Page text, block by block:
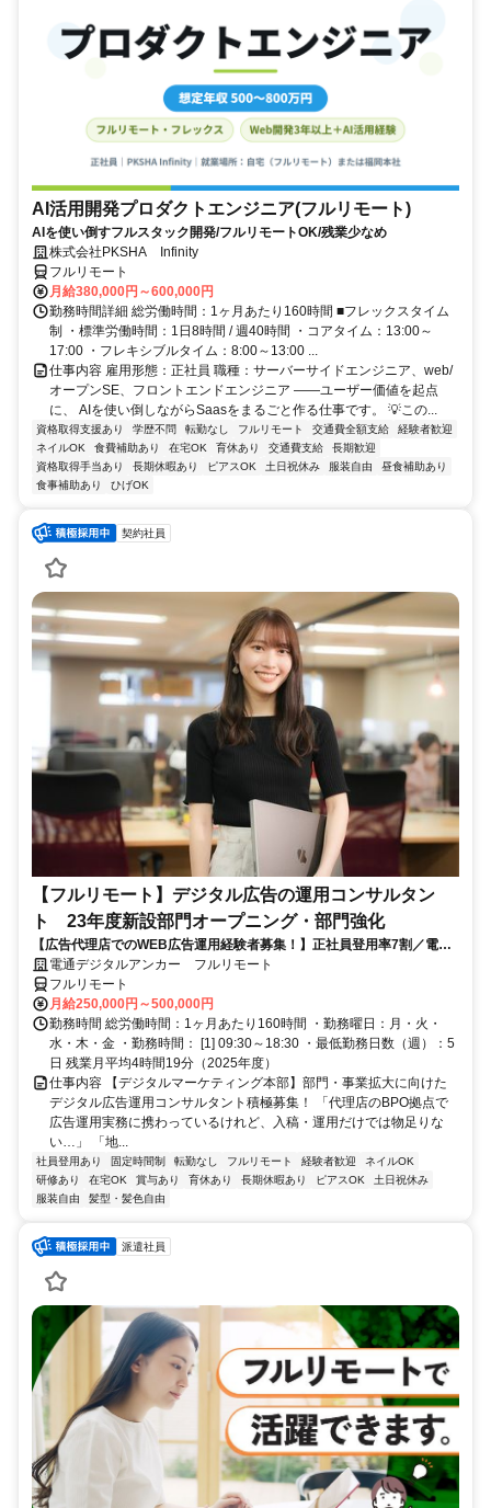
AI活用開発プロダクトエンジニア(フルリモート)
AIを使い倒すフルスタック開発/フルリモートOK/残業少なめ
株式会社PKSHA Infinity
フルリモート
月給380,000円～600,000円
勤務時間詳細 総労働時間：1ヶ月あたり160時間 ■フレックスタイム
制 ・標準労働時間：1日8時間 / 週40時間 ・コアタイム：13:00～
17:00 ・フレキシブルタイム：8:00～13:00 ...
仕事内容 雇用形態：正社員 職種：サーバーサイドエンジニア、web/
オープンSE、フロントエンドエンジニア ――ユーザー価値を起点
に、 AIを使い倒しながらSaasをまるごと作る仕事です。 💡この...
資格取得支援あり 学歴不問 転勤なし フルリモート 交通費全額支給
経験者歓迎
ネイルOK
食費補助あり 在宅OK 育休あり 交通費支給
長期歓迎
資格取得手当あり
長期休暇あり ピアスOK 土日祝休み 服装自由
昼食補助あり
食事補助あり
ひげOK
契約社員
【フルリモート】デジタル広告の運用コンサルタン
ト 23年度新設部門オープニング・部門強化
【広告代理店でのWEB広告運用経験者募集！】正社員登用率7割／電通
G／全国×完全在宅／年休126日・土日祝休み／残業月平均4時間19分
電通デジタルアンカー フルリモート
フルリモート
月給250,000円～500,000円
勤務時間 総労働時間：1ヶ月あたり160時間 ・勤務曜日：月・火・
水・木・金 ・勤務時間： [1] 09:30～18:30 ・最低勤務日数（週）：5
日 残業月平均4時間19分（2025年度）
仕事内容 【デジタルマーケティング本部】部門・事業拡大に向けた
デジタル広告運用コンサルタント積極募集！ 「代理店のBPO拠点で
広告運用実務に携わっているけれど、入稿・運用だけでは物足りな
い…」 「地...
社員登用あり 固定時間制 転勤なし フルリモート 経験者歓迎
ネイルOK
研修あり
在宅OK 賞与あり 育休あり 長期休暇あり ピアスOK
土日祝休み
服装自由
髪型・髪色自由
派遣社員